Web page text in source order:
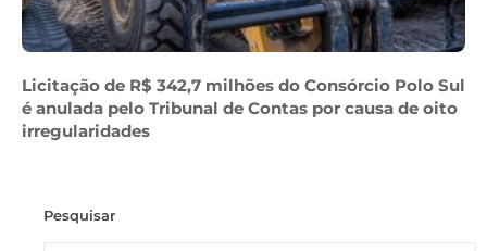
Licitação de R$ 342,7 milhões do Consórcio Polo Sul
é anulada pelo Tribunal de Contas por causa de oito
irregularidades
Pesquisar